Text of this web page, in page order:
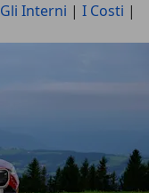
Gli Interni | I Costi |